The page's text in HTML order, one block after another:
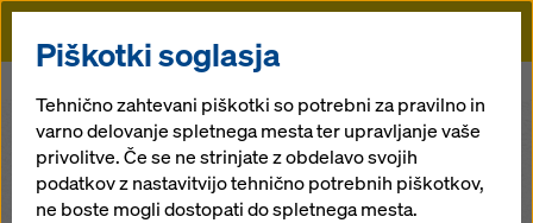
Doka
Vse celine
Piškotki soglasja
Tehnično zahtevani piškotki so potrebni za pravilno in
varno delovanje spletnega mesta ter upravljanje vaše
privolitve. Če se ne strinjate z obdelavo svojih
podatkov z nastavitvijo tehnično potrebnih piškotkov,
ne boste mogli dostopati do spletnega mesta.